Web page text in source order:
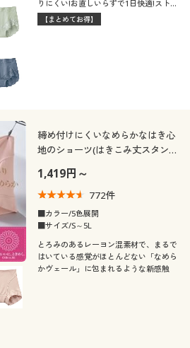
りにくい!お直しいらずで1日快適!ストレ
ッチレース仕様の定番ショーツ
【まとめてお得】
締め付けにくいなめらかなはき心
地のショーツ(はきこみ丈スタンダ
1,419円～
772件
■カラー/5色展開
■サイズ/S～5L
とろみのあるレーヨン混素材で、まるで
はいている感覚がほとんどない「なめら
かヴェール」に包まれるような新感触